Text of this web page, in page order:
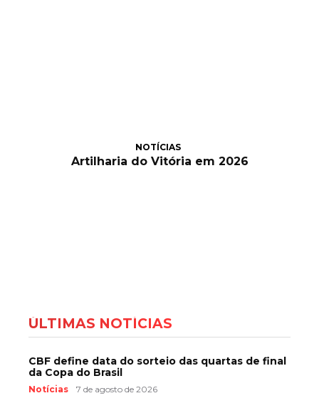
NOTÍCIAS
Artilharia do Vitória em 2026
ÚLTIMAS NOTÍCIAS
CBF define data do sorteio das quartas de final
da Copa do Brasil
Notícias 7 de agosto de 2026